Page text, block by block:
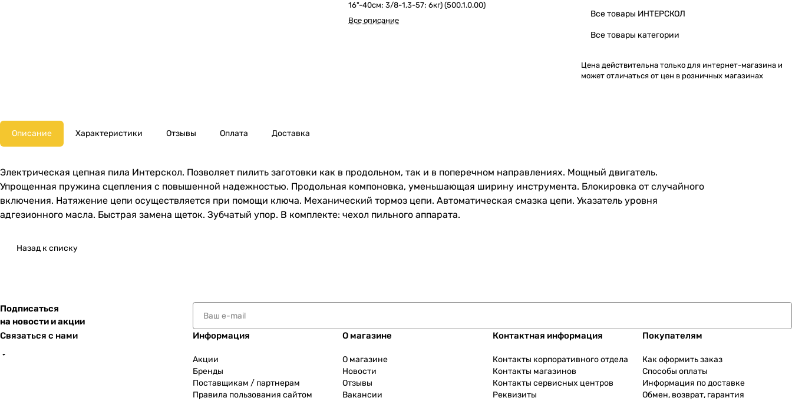
16"-40см; 3/8-1,3-57; 6кг) (500.1.0.00)
Все описание
Все товары ИНТЕРСКОЛ
Все товары категории
Цена действительна только для интернет-магазина и
может отличаться от цен в розничных магазинах
Описание Характеристики Отзывы Оплата Доставка
Электрическая цепная пила Интерскол. Позволяет пилить заготовки как в продольном, так и в поперечном направлениях. Мощный двигатель.
Упрощенная пружина сцепления с повышенной надежностью. Продольная компоновка, уменьшающая ширину инструмента. Блокировка от случайного
включения. Натяжение цепи осуществляется при помощи ключа. Механический тормоз цепи. Автоматическая смазка цепи. Указатель уровня
адгезионного масла. Быстрая замена щеток. Зубчатый упор. В комплекте: чехол пильного аппарата.
Назад к списку
Подписаться
на новости и акции
Связаться с нами
Информация
Акции
Бренды
Поставщикам / партнерам
Правила пользования сайтом
О магазине
О магазине
Новости
Отзывы
Вакансии
Контактная информация
Контакты корпоративного отдела
Контакты магазинов
Контакты сервисных центров
Реквизиты
Покупателям
Как оформить заказ
Способы оплаты
Информация по доставке
Обмен, возврат, гарантия